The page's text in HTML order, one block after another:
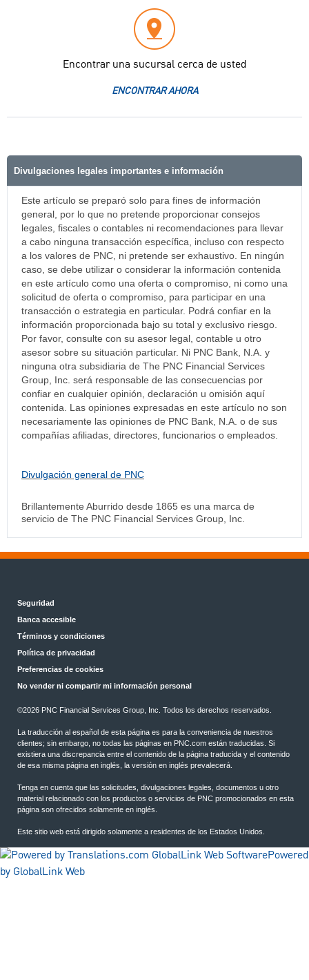
Encontrar una sucursal cerca de usted
ENCONTRAR AHORA
Divulgaciones legales importantes e información
Este artículo se preparó solo para fines de información
general, por lo que no pretende proporcionar consejos
legales, fiscales o contables ni recomendaciones para llevar
a cabo ninguna transacción específica, incluso con respecto
a los valores de PNC, ni pretende ser exhaustivo. En ningún
caso, se debe utilizar o considerar la información contenida
en este artículo como una oferta o compromiso, ni como una
solicitud de oferta o compromiso, para participar en una
transacción o estrategia en particular. Podrá confiar en la
información proporcionada bajo su total y exclusivo riesgo.
Por favor, consulte con su asesor legal, contable u otro
asesor sobre su situación particular. Ni PNC Bank, N.A. y
ninguna otra subsidiaria de The PNC Financial Services
Group, Inc. será responsable de las consecuencias por
confiar en cualquier opinión, declaración u omisión aquí
contenida. Las opiniones expresadas en este artículo no son
necesariamente las opiniones de PNC Bank, N.A. o de sus
compañías afiliadas, directores, funcionarios o empleados.
Divulgación general de PNC
Brillantemente Aburrido desde 1865 es una marca de
servicio de The PNC Financial Services Group, Inc.
Seguridad
Banca accesible
Términos y condiciones
Política de privacidad
Preferencias de cookies
No vender ni compartir mi información personal
©2026 PNC Financial Services Group, Inc. Todos los derechos reservados.
La traducción al español de esta página es para la conveniencia de nuestros
clientes; sin embargo, no todas las páginas en PNC.com están traducidas. Si
existiera una discrepancia entre el contenido de la página traducida y el contenido
de esa misma página en inglés, la versión en inglés prevalecerá.
Tenga en cuenta que las solicitudes, divulgaciones legales, documentos u otro
material relacionado con los productos o servicios de PNC promocionados en esta
página son ofrecidos solamente en inglés.
Este sitio web está dirigido solamente a residentes de los Estados Unidos.
Powered
by GlobalLink Web